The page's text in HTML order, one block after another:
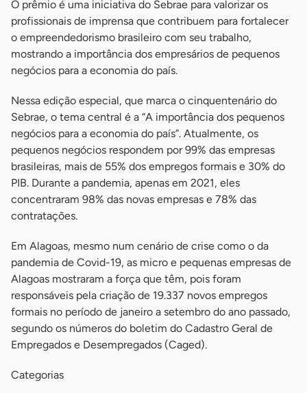
O prêmio é uma iniciativa do Sebrae para valorizar os
profissionais de imprensa que contribuem para fortalecer
o empreendedorismo brasileiro com seu trabalho,
mostrando a importância dos empresários de pequenos
negócios para a economia do país.
Nessa edição especial, que marca o cinquentenário do
Sebrae, o tema central é a “A importância dos pequenos
negócios para a economia do país”. Atualmente, os
pequenos negócios respondem por 99% das empresas
brasileiras, mais de 55% dos empregos formais e 30% do
PIB. Durante a pandemia, apenas em 2021, eles
concentraram 98% das novas empresas e 78% das
contratações.
Em Alagoas, mesmo num cenário de crise como o da
pandemia de Covid-19, as micro e pequenas empresas de
Alagoas mostraram a força que têm, pois foram
responsáveis pela criação de 19.337 novos empregos
formais no período de janeiro a setembro do ano passado,
segundo os números do boletim do Cadastro Geral de
Empregados e Desempregados (Caged).
Categorias